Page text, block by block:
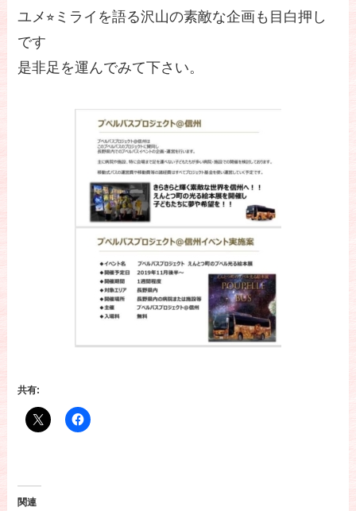
ユメ⭐︎ミライを語る沢山の素敵な企画も目白押し
です
是非足を運んでみて下さい。
共有:
関連